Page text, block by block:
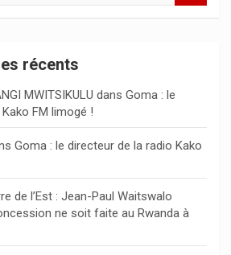
récents
MWITSIKULU dans Goma : le
FM limogé !
Goma : le directeur de la radio Kako
de l’Est : Jean-Paul Waitswalo
ne soit faite au Rwanda à